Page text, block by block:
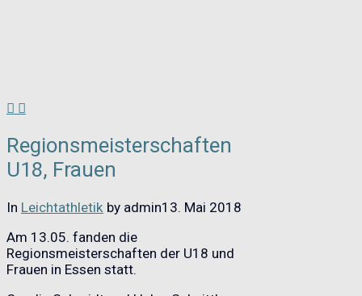
Regionsmeisterschaften
U18, Frauen
In Leichtathletik by admin13. Mai 2018
Am 13.05. fanden die
Regionsmeisterschaften der U18 und
Frauen in Essen statt.